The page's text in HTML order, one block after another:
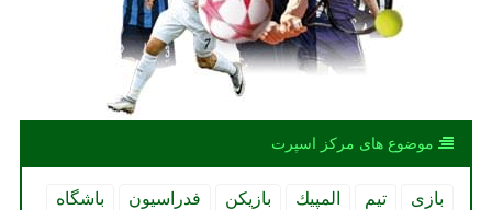
موضوع های مركز اسپرت
بازی تیم المپیك بازیكن فدراسیون
باشگاه